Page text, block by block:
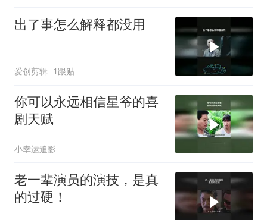
出了事怎么解释都没用
爱创剪辑 1跟贴
你可以永远相信星爷的喜
剧天赋
小幸运追影
老一辈演员的演技，是真
的过硬！